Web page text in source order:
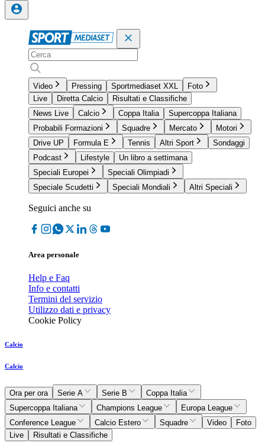
Video Pressing Sportmediaset XXL
Foto
Live
Diretta Calcio
Risultati e Classifiche
News Live
Calcio Coppa Italia
Supercoppa Italiana
Probabili Formazioni
Squadre Mercato
Motori
Drive UP
Formula E Tennis Altri Sport
Sondaggi
Podcast
Lifestyle
Un libro a settimana
Speciali Europei
Speciali Olimpiadi
Speciale Scudetti
Speciali Mondiali Altri Speciali
Seguici anche su
Area personale
Help e Faq
Info e contatti
Termini del servizio
Utilizzo dati e privacy
Cookie Policy
Calcio
Calcio
Ora per ora Serie A Serie B
Coppa Italia
Supercoppa Italiana
Champions League
Europa League
Conference League
Calcio Estero Squadre Video
Foto
Live
Risultati e Classifiche